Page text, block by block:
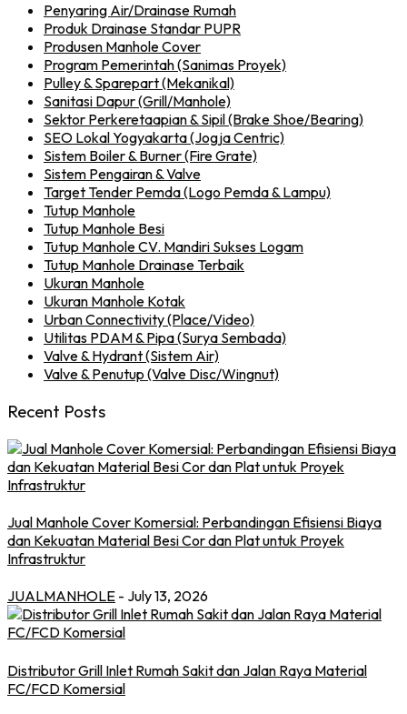
Penyaring Air/Drainase Rumah
Produk Drainase Standar PUPR
Produsen Manhole Cover
Program Pemerintah (Sanimas Proyek)
Pulley & Sparepart (Mekanikal)
Sanitasi Dapur (Grill/Manhole)
Sektor Perkeretaapian & Sipil (Brake Shoe/Bearing)
SEO Lokal Yogyakarta (Jogja Centric)
Sistem Boiler & Burner (Fire Grate)
Sistem Pengairan & Valve
Target Tender Pemda (Logo Pemda & Lampu)
Tutup Manhole
Tutup Manhole Besi
Tutup Manhole CV. Mandiri Sukses Logam
Tutup Manhole Drainase Terbaik
Ukuran Manhole
Ukuran Manhole Kotak
Urban Connectivity (Place/Video)
Utilitas PDAM & Pipa (Surya Sembada)
Valve & Hydrant (Sistem Air)
Valve & Penutup (Valve Disc/Wingnut)
Recent Posts
Jual Manhole Cover Komersial: Perbandingan Efisiensi Biaya
dan Kekuatan Material Besi Cor dan Plat untuk Proyek
Infrastruktur
JUALMANHOLE - July 13, 2026
Distributor Grill Inlet Rumah Sakit dan Jalan Raya Material
FC/FCD Komersial